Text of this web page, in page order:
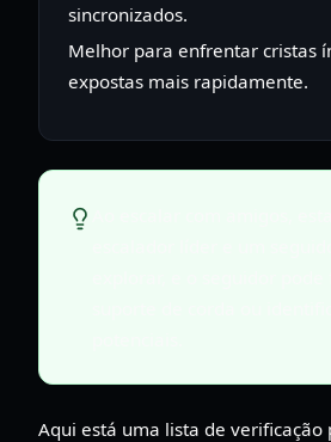
sincronizados.
Melhor para enfrentar cristas
expostas mais rapidamente.
Aqui está uma lista de verificação